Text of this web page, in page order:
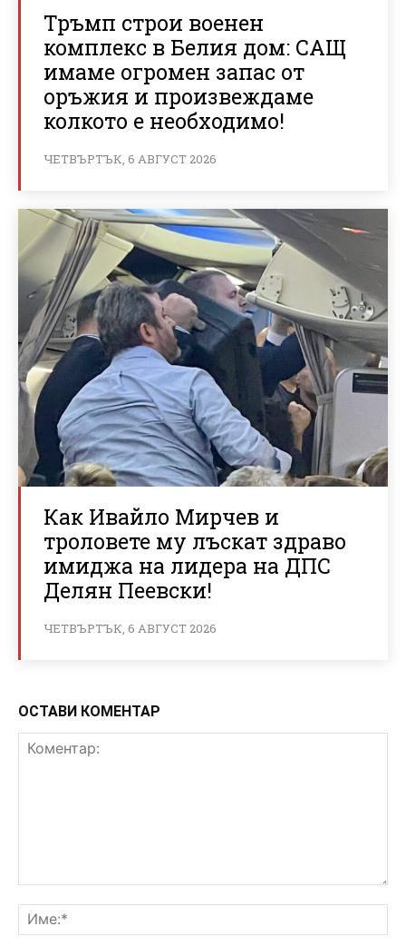
Тръмп строи военен
комплекс в Белия дом: САЩ
имаме огромен запас от
оръжия и произвеждаме
колкото е необходимо!
ЧЕТВЪРТЪК, 6 АВГУСТ 2026
Как Ивайло Мирчев и
троловете му лъскат здраво
имиджа на лидера на ДПС
Делян Пеевски!
ЧЕТВЪРТЪК, 6 АВГУСТ 2026
ОСТАВИ КОМЕНТАР